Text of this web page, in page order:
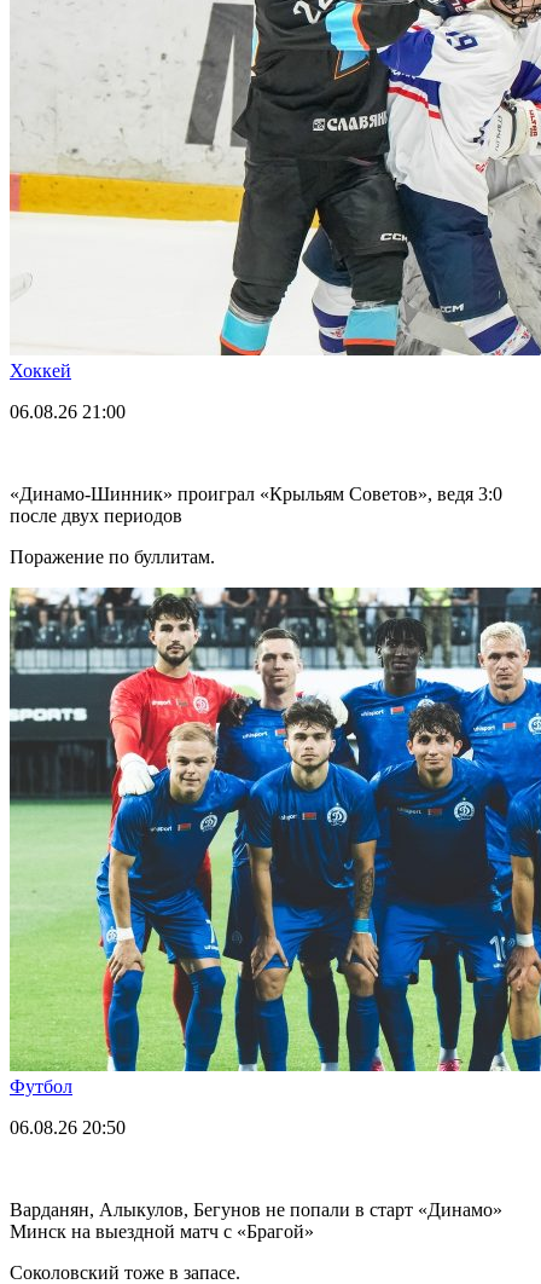
Хоккей
06.08.26 21:00
«Динамо-Шинник» проиграл «Крыльям Советов», ведя 3:0
после двух периодов
Поражение по буллитам.
Футбол
06.08.26 20:50
Варданян, Алыкулов, Бегунов не попали в старт «Динамо»
Минск на выездной матч с «Брагой»
Соколовский тоже в запасе.